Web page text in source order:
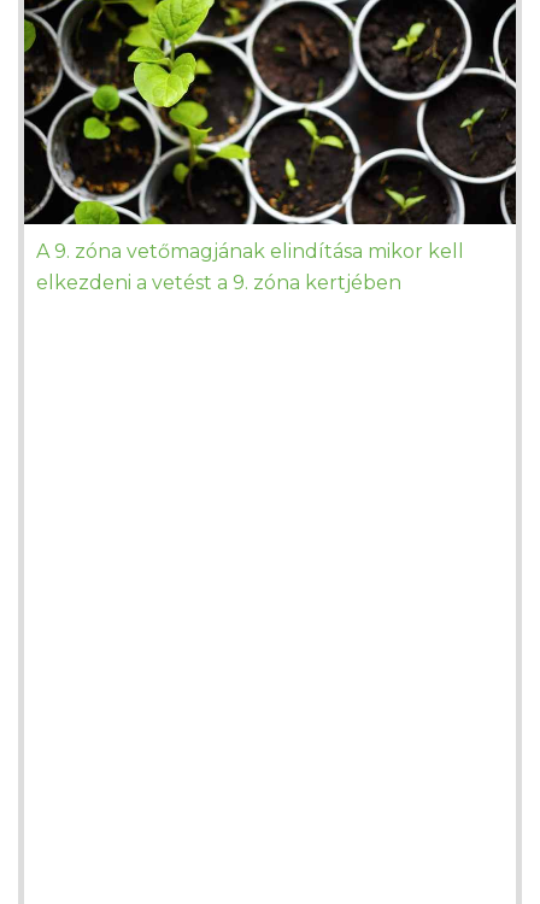
A 9. zóna vetőmagjának elindítása mikor kell
elkezdeni a vetést a 9. zóna kertjében